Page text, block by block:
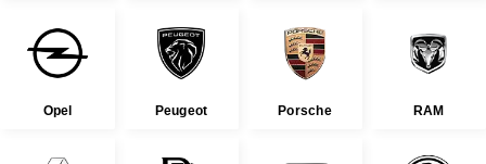
Opel Peugeot Porsche RAM